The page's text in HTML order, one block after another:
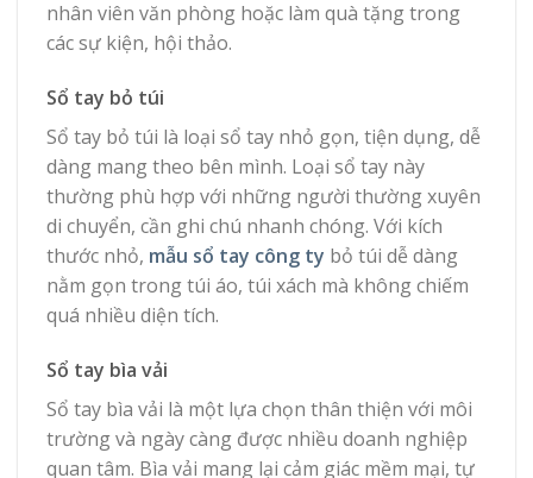
nhân viên văn phòng hoặc làm quà tặng trong
các sự kiện, hội thảo.
Sổ tay bỏ túi
Sổ tay bỏ túi là loại sổ tay nhỏ gọn, tiện dụng, dễ
dàng mang theo bên mình. Loại sổ tay này
thường phù hợp với những người thường xuyên
di chuyển, cần ghi chú nhanh chóng. Với kích
thước nhỏ, mẫu sổ tay công ty bỏ túi dễ dàng
nằm gọn trong túi áo, túi xách mà không chiếm
quá nhiều diện tích.
Sổ tay bìa vải
Sổ tay bìa vải là một lựa chọn thân thiện với môi
trường và ngày càng được nhiều doanh nghiệp
quan tâm. Bìa vải mang lại cảm giác mềm mại, tự